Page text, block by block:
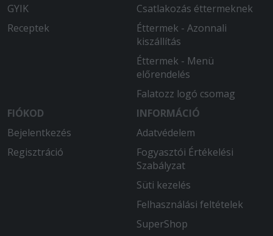
GYIK
Receptek
Csatlakozás éttermeknek
Éttermek - Azonnali
kiszállítás
Éttermek - Menü
előrendelés
Falatozz logó csomag
FIÓKOD
Bejelentkezés
Regisztráció
INFORMÁCIÓ
Adatvédelem
Fogyasztói Értékelési
Szabályzat
Süti kezelés
Felhasználási feltételek
SuperShop